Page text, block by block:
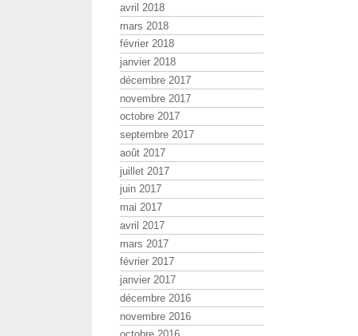
avril 2018
mars 2018
février 2018
janvier 2018
décembre 2017
novembre 2017
octobre 2017
septembre 2017
août 2017
juillet 2017
juin 2017
mai 2017
avril 2017
mars 2017
février 2017
janvier 2017
décembre 2016
novembre 2016